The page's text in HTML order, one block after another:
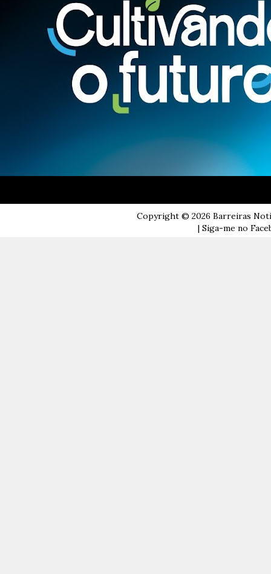
Copyright © 2026 Barreiras
| Siga-me no